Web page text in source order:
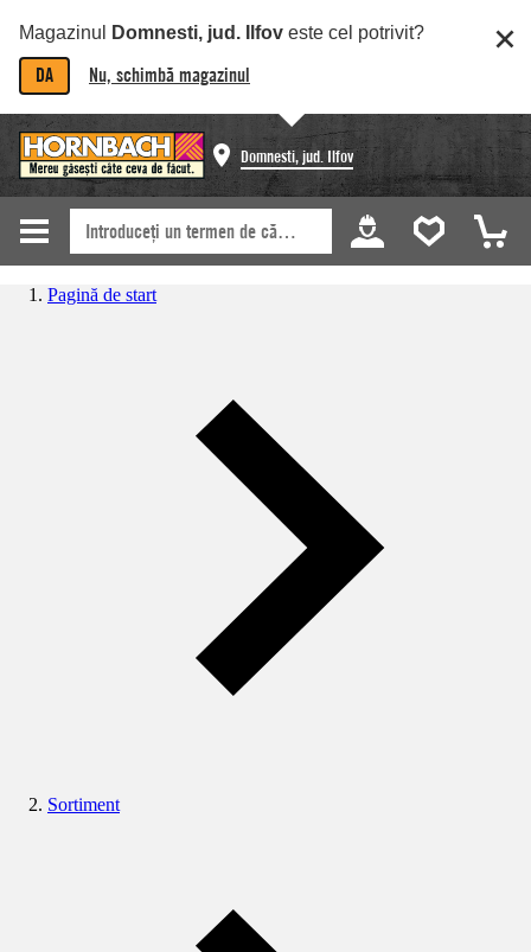
Magazinul Domnesti, jud. Ilfov este cel potrivit?
DA Nu, schimbă magazinul
Domnesti, jud. Ilfov
Pagină de start
Sortiment